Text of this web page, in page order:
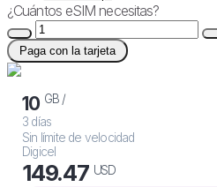
¿Cuántos eSIM necesitas?
Paga con la tarjeta
10 GB /
3 días
Sin límite de velocidad
Digicel
149.47 USD